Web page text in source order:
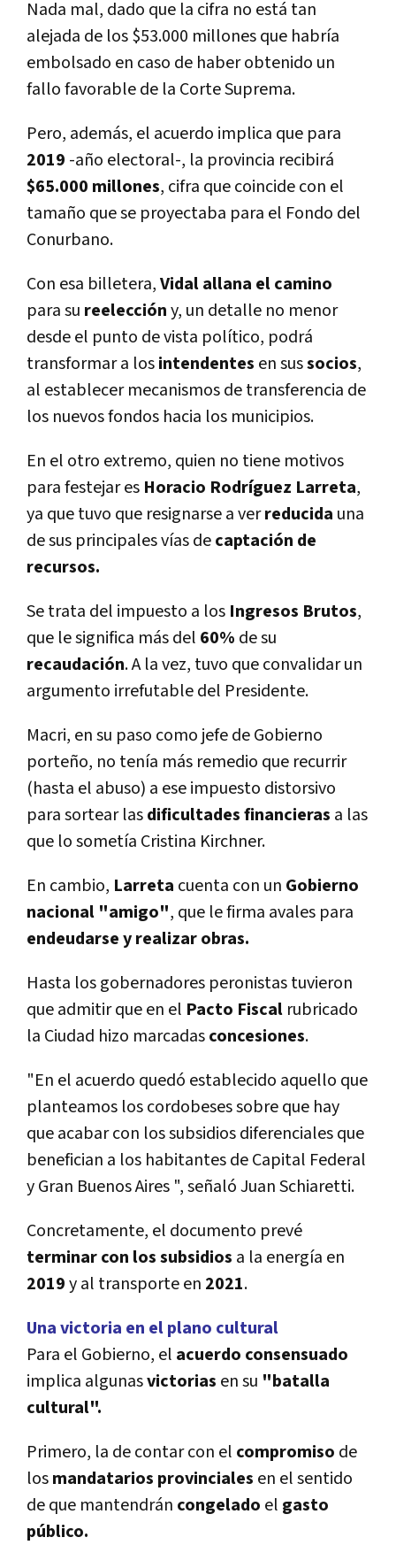
Nada mal, dado que la cifra no está tan
alejada de los $53.000 millones que habrí­a
embolsado en caso de haber obtenido un
fallo favorable de la Corte Suprema.
Pero, además, el acuerdo implica que para
2019 -año electoral-, la provincia recibirá
$65.000 millones, cifra que coincide con el
tamaño que se proyectaba para el Fondo del
Conurbano.
Con esa billetera,Vidal allana el camino
para su reeleccióny, un detalle no menor
desde el punto de vista polí­tico, podrá
transformar a losintendentes en sussocios,
al establecer mecanismos de transferencia de
los nuevos fondos hacia los municipios.
En el otro extremo, quien no tiene motivos
para festejar es Horacio Rodrí­guez Larreta,
ya que tuvo que resignarse a verreducida una
de sus principales ví­as decaptación de
recursos.
Se trata del impuesto a los Ingresos Brutos,
que le significa más del 60% de su
recaudación. A la vez, tuvo que convalidar un
argumento irrefutable del Presidente.
Macri, en su paso como jefe de Gobierno
porteño, no tení­a más remedio que recurrir
(hasta el abuso) a ese impuesto distorsivo
para sortear lasdificultades financieras a las
que lo sometí­a Cristina Kirchner.
En cambio, Larreta cuenta con un Gobierno
nacional "amigo", que le firma avales para
endeudarse y realizar obras.
Hasta los gobernadores peronistas tuvieron
que admitir que en el Pacto Fiscal rubricado
la Ciudad hizo marcadasconcesiones.
"En el acuerdo quedó establecido aquello que
planteamos los cordobeses sobre que hay
que acabar con los subsidios diferenciales que
benefician a los habitantes de Capital Federal
y Gran Buenos Aires ", señaló Juan Schiaretti.
Concretamente, el documento prevé
terminar con los subsidios a la energí­a en
2019y al transporte en 2021.
Una victoria en el plano cultural
Para el Gobierno, el acuerdo consensuado
implica algunasvictorias en su "batalla
cultural".
Primero, la de contar con el compromiso de
losmandatarios provinciales en el sentido
de que mantendrán congelado el gasto
público.